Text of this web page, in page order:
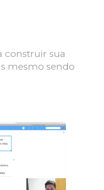
construir sua
mesmo sendo